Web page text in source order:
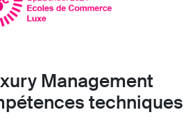
Management
techniques